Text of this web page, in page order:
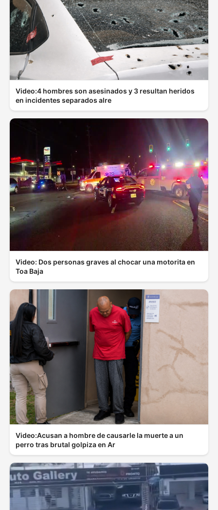
Video:4 hombres son asesinados y 3 resultan heridos
en incidentes separados alre
Video: Dos personas graves al chocar una motorita en
Toa Baja
Video:Acusan a hombre de causarle la muerte a un
perro tras brutal golpiza en Ar